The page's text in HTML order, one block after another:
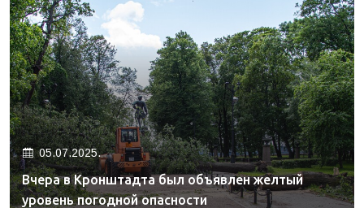
05.07.2025.
Вчера в Кронштадта был объявлен желтый
уровень погодной опасности